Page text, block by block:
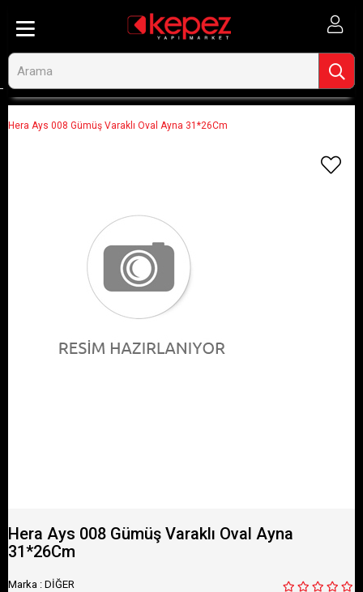
Hera Ays 008 Gümüş Varaklı Oval Ayna 31*26Cm
Hera Ays 008 Gümüş Varaklı Oval Ayna
31*26Cm
Marka : DİĞER